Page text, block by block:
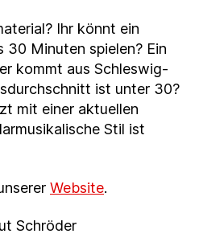
Ihr könnt ein
30 Minuten spielen? Ein
kommt aus Schleswig-
ist unter 30?
mit einer aktuellen
Stil ist
Website.
Schröder